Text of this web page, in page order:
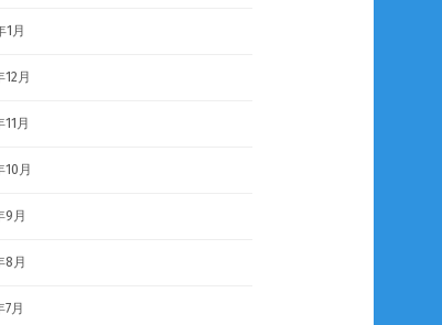
1月
12月
月
10月
9月
8月
7月